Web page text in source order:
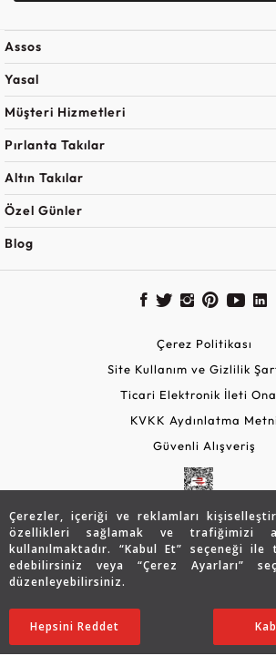
Çerezler, içeriği ve reklamları
özellikleri sağlamak ve trafiğimizi
kullanılmaktadır. “Kabul Et” seçeneği
edebilirsiniz veya “Çerez Ayarları”
düzenleyebilirsiniz.
Hepsini Reddet
95.172 TL
66.627TL
Assos
Yasal
Müşteri Hizmetleri
Pırlanta Takılar
Altın Takılar
Özel Günler
Blog
Çerez Politikası
Site Kullanım ve Gizlilik
Ticari Elektronik İleti
KVKK Aydınlatma Metni
Güvenli Alışveriş
Copyright © 2026 Assos Pırlanta - Bu